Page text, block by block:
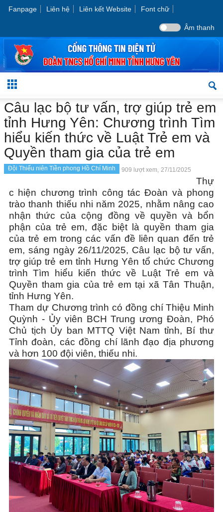
Fanpage Liên hệ Liên kết Website Font chữ
Âm thanh
Câu lạc bộ tư vấn, trợ giúp trẻ em
tỉnh Hưng Yên: Chương trình Tìm
hiểu kiến thức về Luật Trẻ em và
Quyền tham gia của trẻ em
Đội Thiếu niên Tiền phong Hồ Chí Minh 909 lượt xem, 27/11/2025
Thự
c hiện chương trình công tác Đoàn và phong
trào thanh thiếu nhi năm 2025, nhằm nâng cao
nhận thức của cộng đồng về quyền và bổn
phận của trẻ em, đặc biệt là quyền tham gia
của trẻ em trong các vấn đề liên quan đến trẻ
em, sáng ngày 26/11/2025, Câu lạc bộ tư vấn,
trợ giúp trẻ em tỉnh Hưng Yên tổ chức Chương
trình Tìm hiểu kiến thức về Luật Trẻ em và
Quyền tham gia của trẻ em tại xã Tân Thuận,
tỉnh Hưng Yên.
Tham dự Chương trình có đồng chí Thiệu Minh
Quỳnh - Ủy viên BCH Trung ương Đoàn, Phó
Chủ tịch Ủy ban MTTQ Việt Nam tỉnh, Bí thư
Tỉnh đoàn, các đồng chí lãnh đạo địa phương
và hơn 100 đội viên, thiếu nhi.